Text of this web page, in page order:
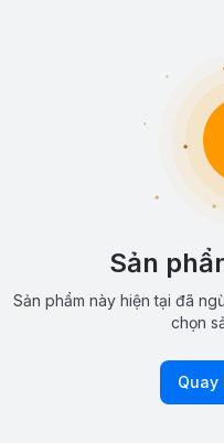
Sản
Sản phẩm này hiện tại đã
chọn
Quay